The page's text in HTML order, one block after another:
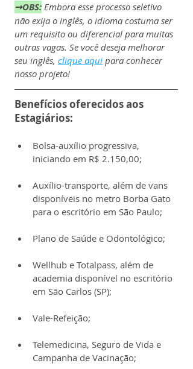
➞OBS: Embora esse processo seletivo
não exija o inglês, o idioma costuma ser
um requisito ou diferencial para muitas
outras vagas. Se você deseja melhorar
seu inglês, clique aqui para conhecer
nosso projeto!
Benefícios oferecidos aos
Estagiários:
Bolsa-auxílio progressiva,
iniciando em R$ 2.150,00;
Auxílio-transporte, além de vans
disponíveis no metro Borba Gato
para o escritório em São Paulo;
Plano de Saúde e Odontológico;
Wellhub e Totalpass, além de
academia disponível no escritório
em São Carlos (SP);
Vale-Refeição;
Telemedicina, Seguro de Vida e
Campanha de Vacinação;